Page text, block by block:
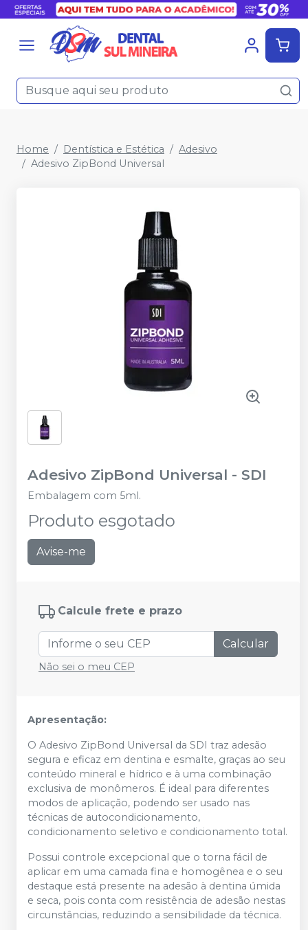
Home Dentística e Estética
Adesivo
Adesivo ZipBond Universal
Adesivo ZipBond Universal - SDI
Embalagem com 5ml.
Produto esgotado
Avise-me
Calcule frete e prazo
Calcular
Não sei o meu CEP
Apresentação:
O Adesivo ZipBond Universal da SDI traz adesão
segura e eficaz em dentina e esmalte, graças ao seu
conteúdo mineral e hídrico e à uma combinação
exclusiva de monômeros. É ideal para diferentes
modos de aplicação, podendo ser usado nas
técnicas de autocondicionamento,
condicionamento seletivo e condicionamento total.
Possui controle excepcional que o torna fácil de
aplicar em uma camada fina e homogênea e o seu
destaque está presente na adesão à dentina úmida
e seca, pois conta com resistência de adesão nestas
circunstâncias, reduzindo a sensibilidade da técnica.